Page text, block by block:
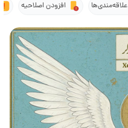
علاقه‌مندی‌ها افزودن اصلاحیه